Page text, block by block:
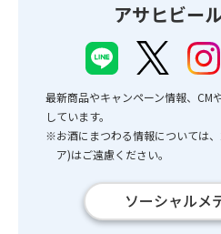
アサヒビー
最新商品やキャンペーン情報、CM
しています。
※お酒にまつわる情報については
ア)はご遠慮ください。
ソーシャルメ